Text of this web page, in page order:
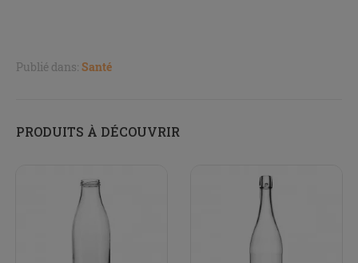
Publié dans: Santé
PRODUITS À DÉCOUVRIR